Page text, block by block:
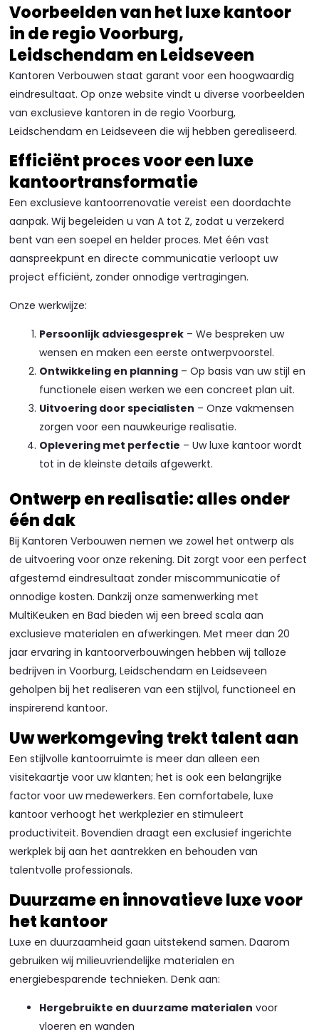
Voorbeelden van het luxe kantoor
in de regio Voorburg,
Leidschendam en Leidseveen
Kantoren Verbouwen staat garant voor een hoogwaardig
eindresultaat. Op onze website vindt u diverse voorbeelden
van exclusieve kantoren in de regio Voorburg,
Leidschendam en Leidseveen die wij hebben gerealiseerd.
Efficiënt proces voor een luxe
kantoortransformatie
Een exclusieve kantoorrenovatie vereist een doordachte
aanpak. Wij begeleiden u van A tot Z, zodat u verzekerd
bent van een soepel en helder proces. Met één vast
aanspreekpunt en directe communicatie verloopt uw
project efficiënt, zonder onnodige vertragingen.
Onze werkwijze:
Persoonlijk adviesgesprek – We bespreken uw
wensen en maken een eerste ontwerpvoorstel.
Ontwikkeling en planning – Op basis van uw stijl en
functionele eisen werken we een concreet plan uit.
Uitvoering door specialisten – Onze vakmensen
zorgen voor een nauwkeurige realisatie.
Oplevering met perfectie – Uw luxe kantoor wordt
tot in de kleinste details afgewerkt.
Ontwerp en realisatie: alles onder
één dak
Bij Kantoren Verbouwen nemen we zowel het ontwerp als
de uitvoering voor onze rekening. Dit zorgt voor een perfect
afgestemd eindresultaat zonder miscommunicatie of
onnodige kosten. Dankzij onze samenwerking met
MultiKeuken en Bad bieden wij een breed scala aan
exclusieve materialen en afwerkingen. Met meer dan 20
jaar ervaring in kantoorverbouwingen hebben wij talloze
bedrijven in Voorburg, Leidschendam en Leidseveen
geholpen bij het realiseren van een stijlvol, functioneel en
inspirerend kantoor.
Uw werkomgeving trekt talent aan
Een stijlvolle kantoorruimte is meer dan alleen een
visitekaartje voor uw klanten; het is ook een belangrijke
factor voor uw medewerkers. Een comfortabele, luxe
kantoor verhoogt het werkplezier en stimuleert
productiviteit. Bovendien draagt een exclusief ingerichte
werkplek bij aan het aantrekken en behouden van
talentvolle professionals.
Duurzame en innovatieve luxe voor
het kantoor
Luxe en duurzaamheid gaan uitstekend samen. Daarom
gebruiken wij milieuvriendelijke materialen en
energiebesparende technieken. Denk aan:
Hergebruikte en duurzame materialen voor
vloeren en wanden